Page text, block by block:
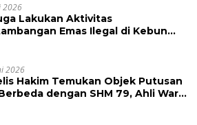
2026
Lakukan Aktivitas
Emas Ilegal di Kebun
2026
Hakim Temukan Objek Putusan
dengan SHM 79, Ahli Waris